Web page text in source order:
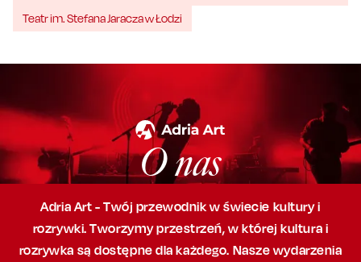
Teatr im. Stefana Jaracza w Łodzi
O nas
Adria Art - Twój przewodnik w świecie kultury i
rozrywki. Tworzymy przestrzeń,w której kultura i
rozrywka są dostępne dla każdego. Nasze wydarzenia